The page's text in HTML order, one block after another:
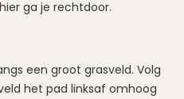
ga je rechtdoor.
een groot grasveld. Volg
het pad linksaf omhoog